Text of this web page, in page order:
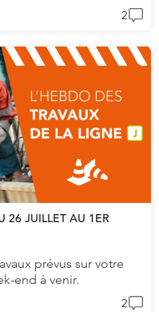
2
26 JUILLET AU 1ER
prévus sur votre
end à venir.
2